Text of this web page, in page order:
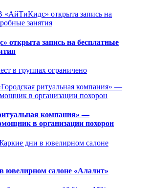
открыта запись на бесплатные
в группах ограничено
компания» —
в организации похорон
ювелирном салоне «Алалит»